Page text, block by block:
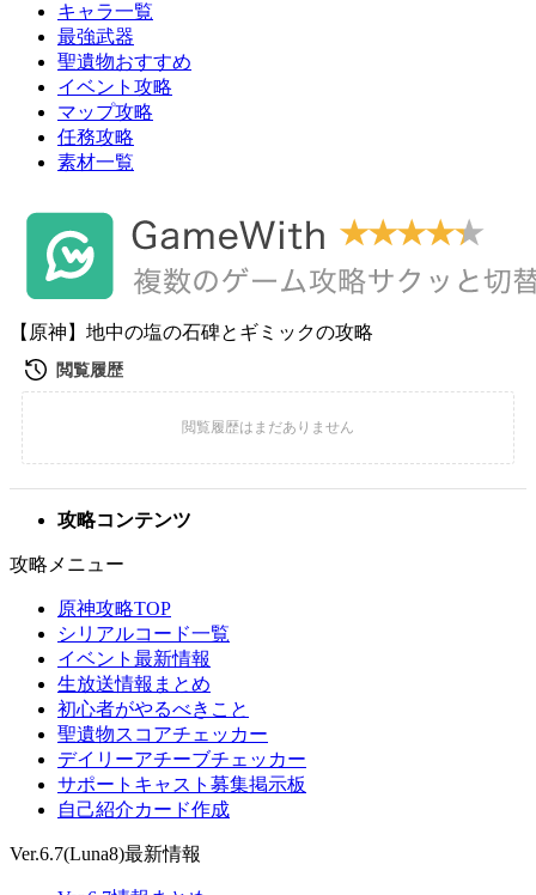
キャラ一覧
最強武器
聖遺物おすすめ
イベント攻略
マップ攻略
任務攻略
素材一覧
【原神】地中の塩の石碑とギミックの攻略
攻略コンテンツ
攻略メニュー
原神攻略TOP
シリアルコード一覧
イベント最新情報
生放送情報まとめ
初心者がやるべきこと
聖遺物スコアチェッカー
デイリーアチーブチェッカー
サポートキャスト募集掲示板
自己紹介カード作成
Ver.6.7(Luna8)最新情報